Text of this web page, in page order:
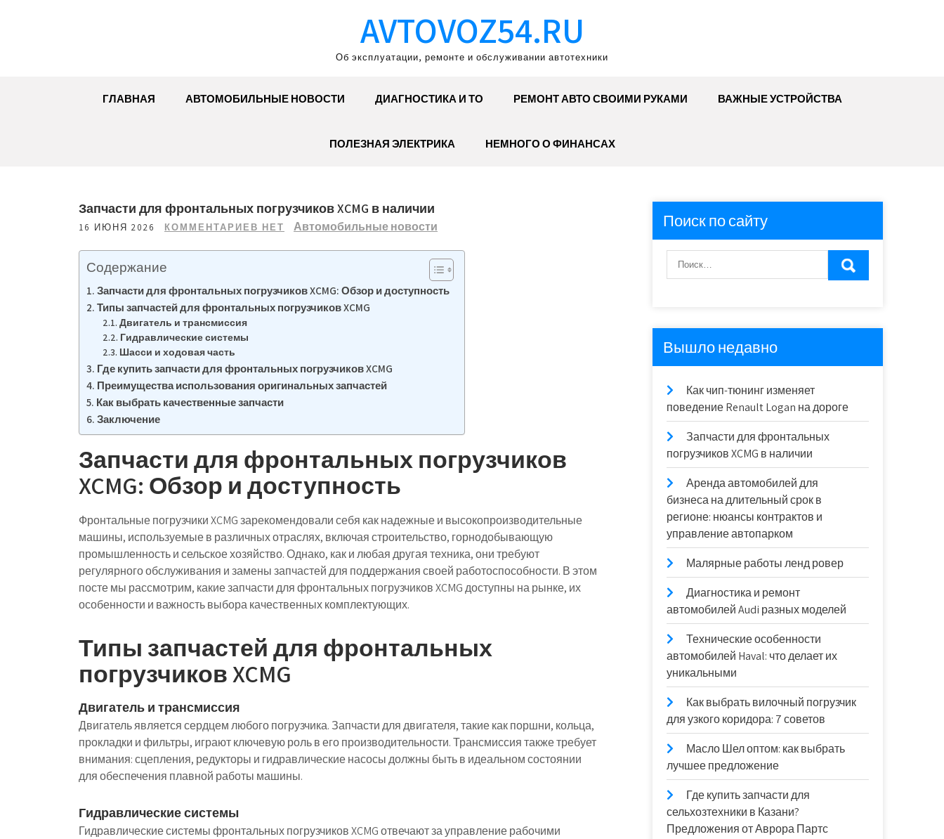
AVTOVOZ54.RU
Об эксплуатации, ремонте и обслуживании автотехники
ГЛАВНАЯ АВТОМОБИЛЬНЫЕ НОВОСТИ ДИАГНОСТИКА И ТО РЕМОНТ АВТО СВОИМИ РУКАМИ ВАЖНЫЕ УСТРОЙСТВА
ПОЛЕЗНАЯ ЭЛЕКТРИКА НЕМНОГО О ФИНАНСАХ
Запчасти для фронтальных погрузчиков XCMG в наличии
16 ИЮНЯ 2026 КОММЕНТАРИЕВ НЕТ Автомобильные новости
Содержание
Запчасти для фронтальных погрузчиков XCMG: Обзор и доступность
Типы запчастей для фронтальных погрузчиков XCMG
Двигатель и трансмиссия
Гидравлические системы
Шасси и ходовая часть
Где купить запчасти для фронтальных погрузчиков XCMG
Преимущества использования оригинальных запчастей
Как выбрать качественные запчасти
Заключение
Запчасти для фронтальных погрузчиков
XCMG: Обзор и доступность
Фронтальные погрузчики XCMG зарекомендовали себя как надежные и высокопроизводительные
машины, используемые в различных отраслях, включая строительство, горнодобывающую
промышленность и сельское хозяйство. Однако, как и любая другая техника, они требуют
регулярного обслуживания и замены запчастей для поддержания своей работоспособности. В этом
посте мы рассмотрим, какие запчасти для фронтальных погрузчиков XCMG доступны на рынке, их
особенности и важность выбора качественных комплектующих.
Типы запчастей для фронтальных
погрузчиков XCMG
Двигатель и трансмиссия
Двигатель является сердцем любого погрузчика. Запчасти для двигателя, такие как поршни, кольца,
прокладки и фильтры, играют ключевую роль в его производительности. Трансмиссия также требует
внимания: сцепления, редукторы и гидравлические насосы должны быть в идеальном состоянии
для обеспечения плавной работы машины.
Гидравлические системы
Гидравлические системы фронтальных погрузчиков XCMG отвечают за управление рабочими
Поиск по сайту
Вышло недавно
Как чип-тюнинг изменяет
поведение Renault Logan на дороге
Запчасти для фронтальных
погрузчиков XCMG в наличии
Аренда автомобилей для
бизнеса на длительный срок в
регионе: нюансы контрактов и
управление автопарком
Малярные работы ленд ровер
Диагностика и ремонт
автомобилей Audi разных моделей
Технические особенности
автомобилей Haval: что делает их
уникальными
Как выбрать вилочный погрузчик
для узкого коридора: 7 советов
Масло Шел оптом: как выбрать
лучшее предложение
Где купить запчасти для
сельхозтехники в Казани?
Предложения от Аврора Партс